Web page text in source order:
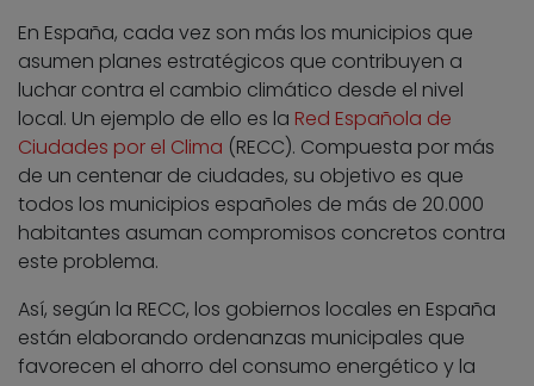
En España, cada vez son más los municipios que
asumen planes estratégicos que contribuyen a
luchar contra el cambio climático desde el nivel
local. Un ejemplo de ello es la Red Española de
Ciudades por el Clima (RECC). Compuesta por más
de un centenar de ciudades, su objetivo es que
todos los municipios españoles de más de 20.000
habitantes asuman compromisos concretos contra
este problema.
Así, según la RECC, los gobiernos locales en España
están elaborando ordenanzas municipales que
favorecen el ahorro del consumo energético y la